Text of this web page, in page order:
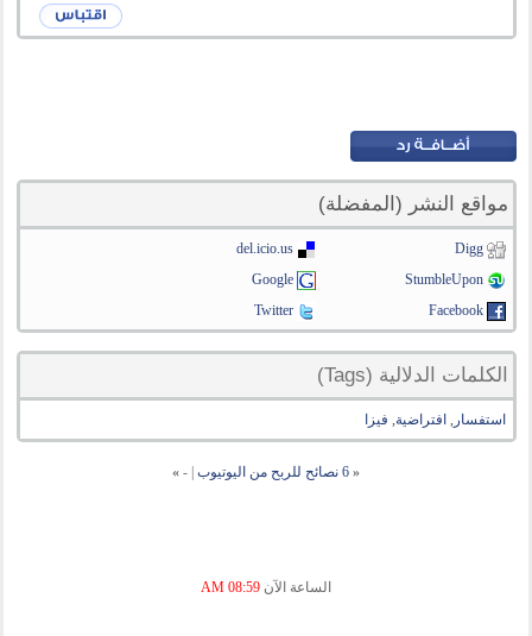
مواقع النشر (المفضلة)
Digg
del.icio.us
StumbleUpon
Google
Facebook
Twitter
الكلمات الدلالية (Tags)
استفسار , افتراضية, فيزا
« 6 نصائح للربح من اليوتيوب -
»
الساعة الآن 08:59 AM